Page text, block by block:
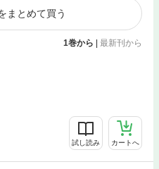
まとめて買う
1巻から | 最新刊から
試し読み カートへ